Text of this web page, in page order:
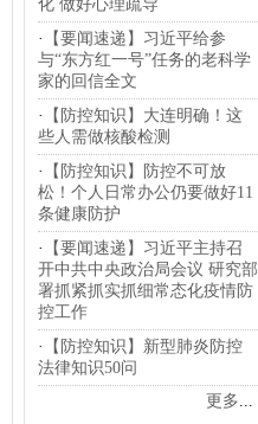
化 做好心理疏导
·
【要闻速递】习近平给参
与“东方红一号”任务的老科学
家的回信全文
·
【防控知识】大连明确！这
些人需做核酸检测
·
【防控知识】防控不可放
松！个人日常办公仍要做好11
条健康防护
·
【要闻速递】习近平主持召
开中共中央政治局会议 研究部
署抓紧抓实抓细常态化疫情防
控工作
·
【防控知识】新型肺炎防控
法律知识50问
更多...